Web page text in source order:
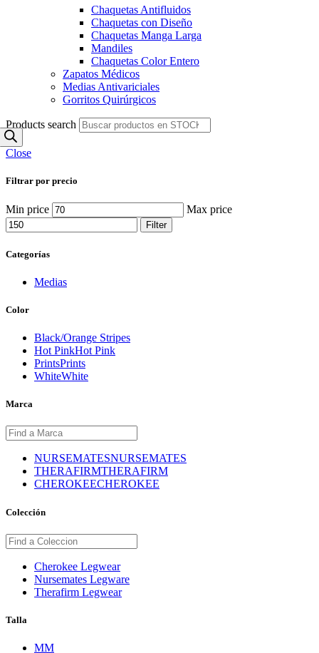
Chaquetas Antifluidos
Chaquetas con Diseño
Chaquetas Manga Larga
Mandiles
Chaquetas Color Entero
Zapatos Médicos
Medias Antivariciales
Gorritos Quirúrgicos
Products search
Close
Filtrar por precio
Min price Max price
Filter
Categorías
Medias
Color
Black/Orange Stripes
Hot PinkHot Pink
PrintsPrints
WhiteWhite
Marca
NURSEMATESNURSEMATES
THERAFIRMTHERAFIRM
CHEROKEECHEROKEE
Colección
Cherokee Legwear
Nursemates Legware
Therafirm Legwear
Talla
MM